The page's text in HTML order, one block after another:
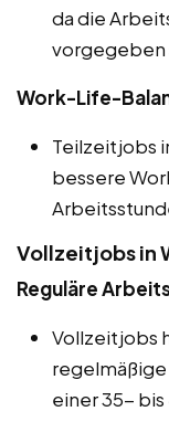
da die
vorgegeben
Work-Life-
Teilzeitjobs
bessere
Vollzeitjobs in
Reguläre
Vollzeitjobs
einer 35-